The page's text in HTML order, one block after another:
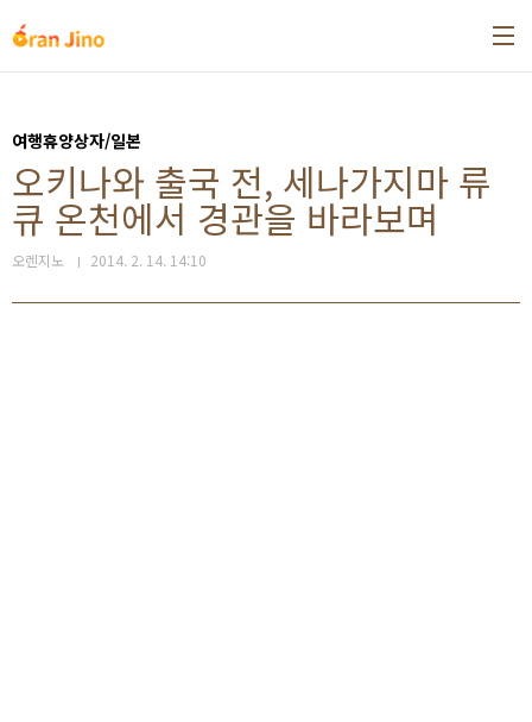
여행휴양상자/일본
오키나와 출국 전, 세나가지마 류
큐 온천에서 경관을 바라보며
오렌지노 2014. 2. 14. 14:10